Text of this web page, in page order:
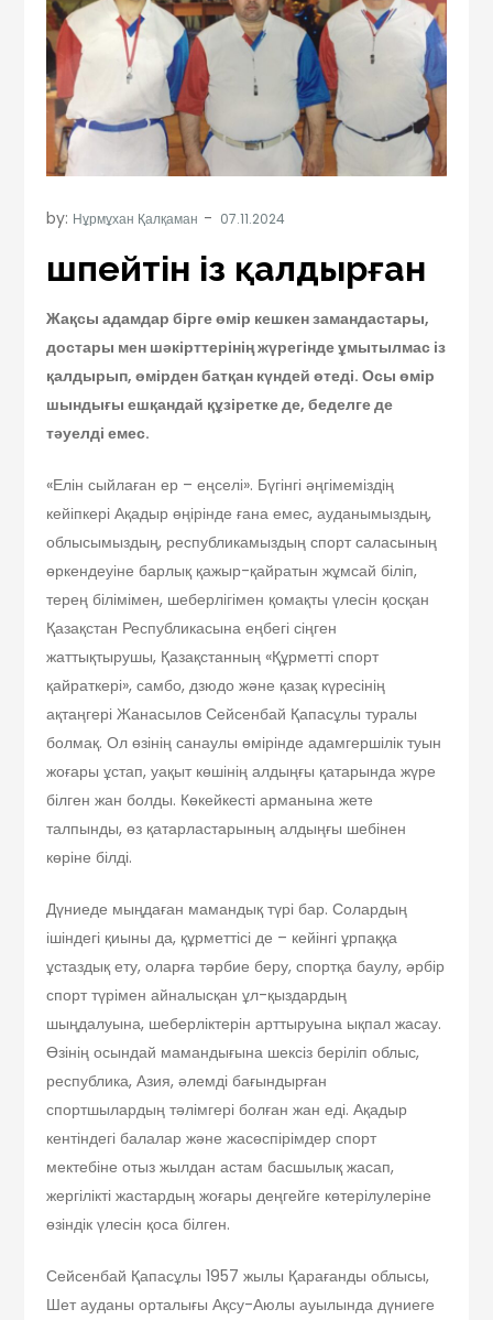
by: Нұрмұхан Қалқаман
Өшпейтін із қалдырған
Жақсы адамдар бірге өмір кешкен замандастары,
достары мен шәкірттерінің жүрегінде ұмытылмас із
қалдырып, өмірден батқан күндей өтеді. Осы өмір
шындығы ешқандай құзіретке де, беделге де
тәуелді емес.
«Елін сыйлаған ер – еңселі». Бүгінгі әңгімеміздің
кейіпкері Ақадыр өңірінде ғана емес, ауданымыздың,
облысымыздың, республикамыздың спорт саласының
өркендеуіне барлық қажыр-қайратын жұмсай біліп,
терең білімімен, шеберлігімен қомақты үлесін қосқан
Қазақстан Республикасына еңбегі сіңген
жаттықтырушы, Қазақстанның «Құрметті спорт
қайраткері», самбо, дзюдо және қазақ күресінің
ақтаңгері Жанасылов Сейсенбай Қапасұлы туралы
болмақ. Ол өзінің санаулы өмірінде адамгершілік туын
жоғары ұстап, уақыт көшінің алдыңғы қатарында жүре
білген жан болды. Көкейкесті арманына жете
талпынды, өз қатарластарының алдыңғы шебінен
көріне білді.
Дүниеде мыңдаған мамандық түрі бар. Солардың
ішіндегі қиыны да, құрметтісі де – кейінгі ұрпаққа
ұстаздық ету, оларға тәрбие беру, спортқа баулу, әрбір
спорт түрімен айналысқан ұл-қыздардың
шыңдалуына, шеберліктерін арттыруына ықпал жасау.
Өзінің осындай мамандығына шексіз беріліп облыс,
республика, Азия, әлемді бағындырған
спортшылардың тәлімгері болған жан еді. Ақадыр
кентіндегі балалар және жасөспірімдер спорт
мектебіне отыз жылдан астам басшылық жасап,
жергілікті жастардың жоғары деңгейге көтерілулеріне
өзіндік үлесін қоса білген.
Сейсенбай Қапасұлы 1957 жылы Қарағанды облысы,
Шет ауданы орталығы Ақсу-Аюлы ауылында дүниеге